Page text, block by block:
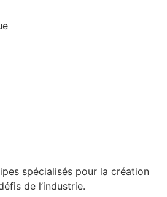
spécialisés pour la création
de l’industrie.